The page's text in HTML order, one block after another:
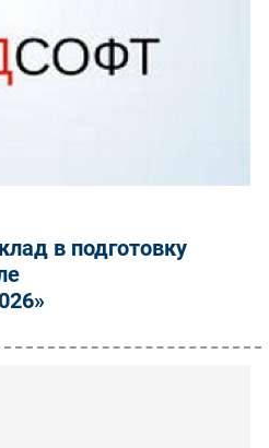
в подготовку